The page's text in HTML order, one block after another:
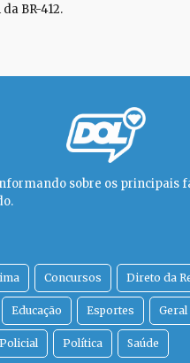
BR-412.
sobre os principais
Concursos Direto da
Educação Esportes Geral
Policial Política Saúde